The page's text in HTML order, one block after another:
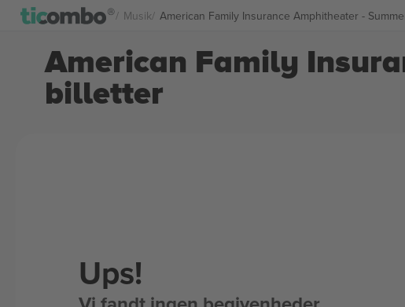
Musik American Family Insurance Amphitheater -
American Family
billetter
Ups!